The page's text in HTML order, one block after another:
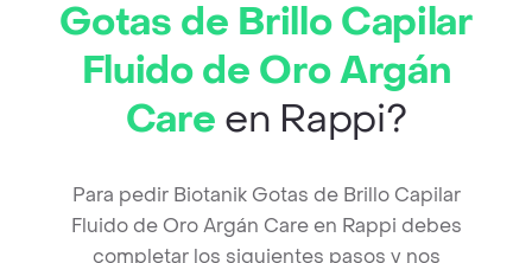
Gotas de Brillo Capilar
Fluido de Oro Argán
Care en Rappi?
Para pedir Biotanik Gotas de Brillo Capilar
Fluido de Oro Argán Care en Rappi debes
completar los siguientes pasos y nos